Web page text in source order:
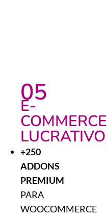
05
E-
COMMERCE
LUCRATIVO
+250
ADDONS
PREMIUM
PARA
WOOCOMMERCE